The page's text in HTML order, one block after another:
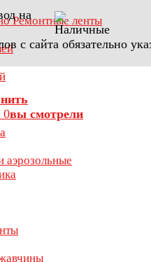
Ремонтные ленты
аэрозольные
с сайта обязательно
0вы смотрели